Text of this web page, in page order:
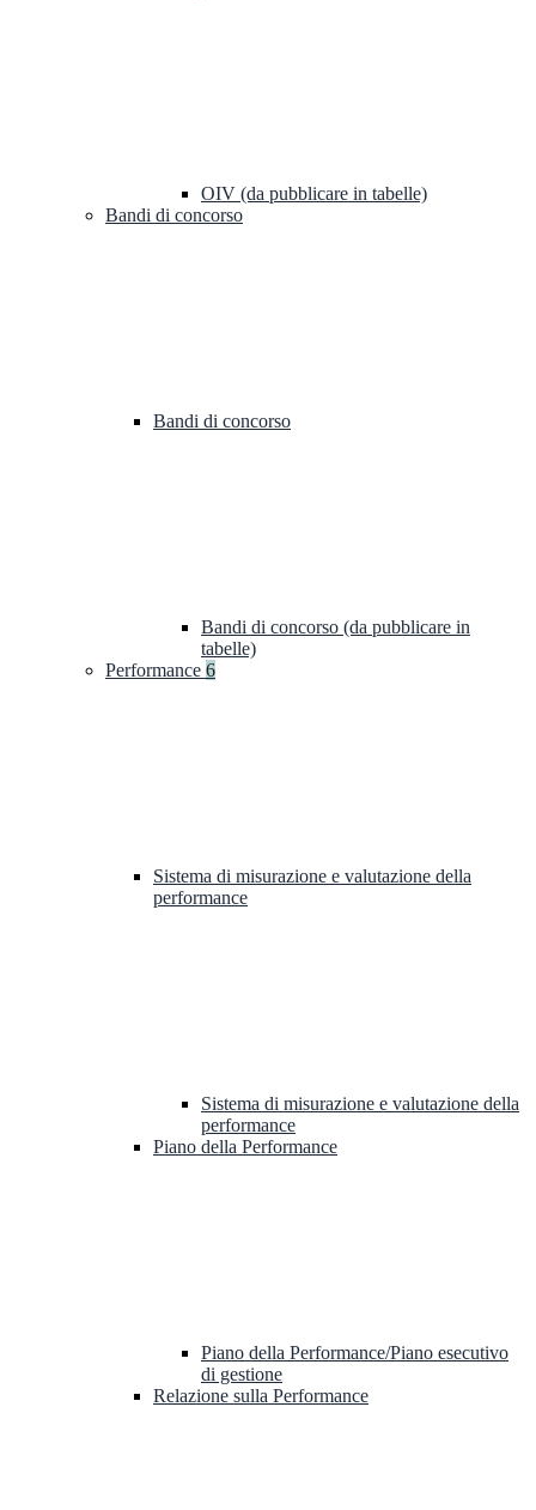
OIV (da pubblicare in tabelle)
Bandi di concorso
Bandi di concorso
Bandi di concorso (da pubblicare in
tabelle)
Performance 6
Sistema di misurazione e valutazione della
performance
Sistema di misurazione e valutazione della
performance
Piano della Performance
Piano della Performance/Piano esecutivo
di gestione
Relazione sulla Performance